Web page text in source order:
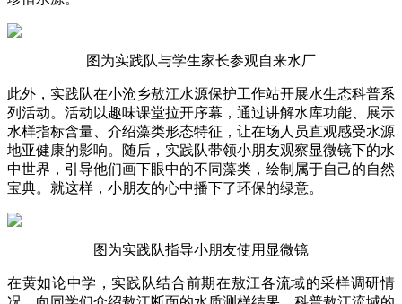
图为实践队与学生家长参观自来水厂
此外，实践队在小沧乡敖江水源保护工作站开展水生态科普系
列活动。活动以趣味课堂拉开序幕，通过讲解水库功能、展示
水样指标含量、介绍藻类形态特征，让在场人员直观感受水源
地亚健康的影响。随后，实践队带领小朋友观察显微镜下的水
中世界，引导他们画下眼中的不同藻类，绘制属于自己的自然
宝典。就这样，小朋友的心中播下了环保的绿意。
图为实践队指导小朋友使用显微镜
在黄如论中学，实践队结合前期在敖江各流域的采样调研情